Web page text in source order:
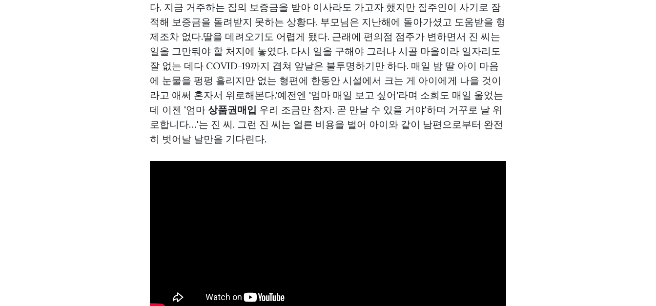
다. 지금 거주하는 집의 보증금을 받아 이사라도 가고자 했지만 집주인이 사기로 잠
적해 보증금을 돌려받지 못하는 상황다. 부모님은 지난해에 돌아가셨고 도움받을 형
제조차 없다.딸을 데려오기도 어렵게 됐다. 근래에 편의점 점주가 변하면서 진 씨는
일을 그만둬야 할 처지에 놓였다. 다시 일을 구해야 그러나 시골 마을이라 일자리도
잘 없는 데다 COVID-19까지 겹쳐 앞날은 불투명하기만 하다. 매일 밤 딸 아이 마음
에 눈물을 펑펑 흘리지만 없는 형편에 한동안 시설에서 크는 게 아이에게 나을 것이
라고 애써 혼자서 위로해본다.'예전엔 '엄마 매일 보고 싶어'라며 소희도 매일 울었는
데 이젠 '엄마 상품권매입 우리 조금만 참자. 곧 만날 수 있을 거야'하며 거꾸로 날 위
로합니다…'는 진 씨. 그런 진 씨는 얼른 비용을 벌어 아이와 같이 남편으로부터 완전
히 벗어날 날만을 기다린다.